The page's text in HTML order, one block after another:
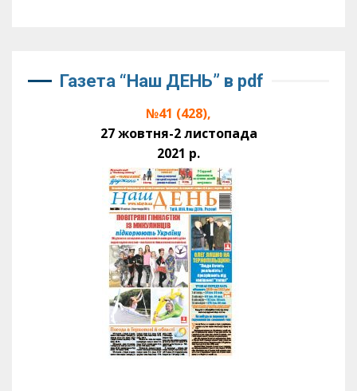
Газета “Наш ДЕНЬ” в pdf
№41 (428),
27 жовтня-2 листопада
2021 р.